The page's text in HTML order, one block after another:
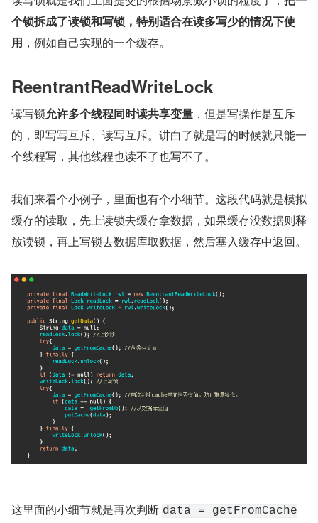
个锁拆成了读锁和写锁，特别适合在读多写少的情况下使
用 ，例如自己实现的一个缓存。
ReentrantReadWriteLock
读写锁允许多个线程同时读共享变量 ，但是写操作是互斥
的，即写写互斥、读写互斥。讲白了就是写的时候就只能一
个线程写，其他线程也读不了也写不了。
我们来看个小例子，里面也有个小细节。这段代码就是模拟
缓存的读取，先上读锁去缓存拿数据，如果缓存没数据则释
放读锁，再上写锁去数据库取数据，然后塞入缓存中返回。
这里面的小细节就是再次判断 data = getFromCache